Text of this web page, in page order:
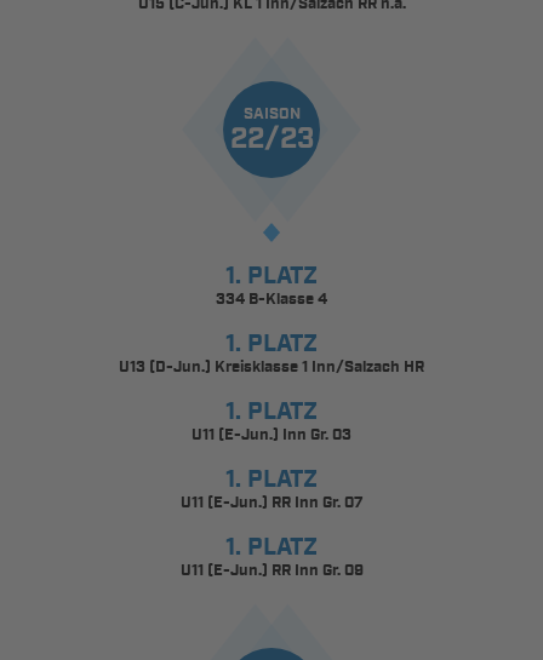
U15 (C-Jun.) KL 1 Inn/Salzach RR n.a.
SAISON
22/23
1. PLATZ
334 B-Klasse 4
1. PLATZ
U13 (D-Jun.) Kreisklasse 1 Inn/Salzach HR
1. PLATZ
U11 (E-Jun.) Inn Gr. 03
1. PLATZ
U11 (E-Jun.) RR Inn Gr. 07
1. PLATZ
U11 (E-Jun.) RR Inn Gr. 09